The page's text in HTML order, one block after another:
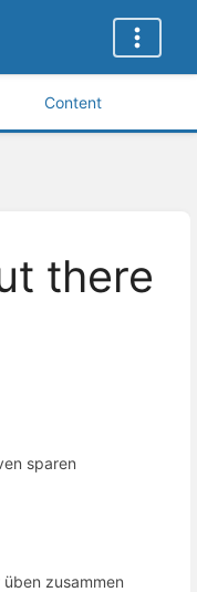
Content
there
sparen
zusammen